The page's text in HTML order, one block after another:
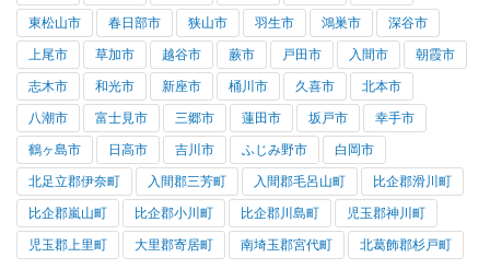
東松山市 春日部市 狭山市 羽生市 鴻巣市 深谷市
上尾市 草加市 越谷市 蕨市 戸田市 入間市 朝霞市
志木市 和光市 新座市 桶川市 久喜市 北本市
八潮市 富士見市 三郷市 蓮田市 坂戸市 幸手市
鶴ヶ島市 日高市 吉川市 ふじみ野市 白岡市
北足立郡伊奈町 入間郡三芳町 入間郡毛呂山町 比企郡滑川町
比企郡嵐山町 比企郡小川町 比企郡川島町 児玉郡神川町
児玉郡上里町 大里郡寄居町 南埼玉郡宮代町 北葛飾郡杉戸町